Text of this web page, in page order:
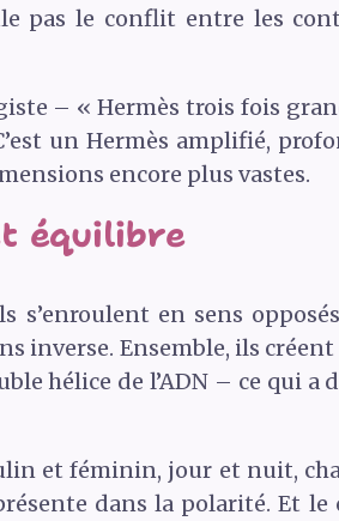
pas le conflit entre les
– « Hermès trois fois
un Hermès amplifié,
encore plus vastes.
équilibre
s’enroulent en sens
inverse. Ensemble, ils
hélice de l’ADN – ce qui a
et féminin, jour et nuit,
dans la polarité. Et le